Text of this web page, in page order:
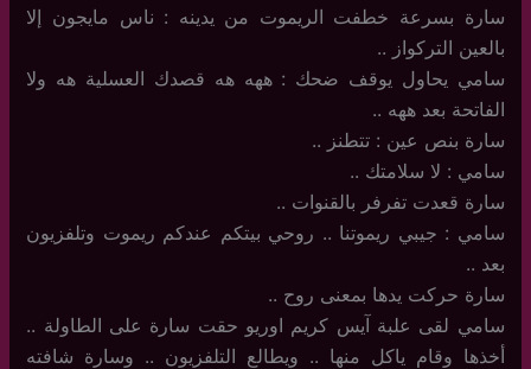
سارة بسرعة خطفت الريموت من يدينه : ناس مايجون إلا
بالعين التركواز ..
سامي يحاول يوقف ضحك : ههه هه قصدك العسلية هه ولا
الفاتحة بعد ههه ..
سارة بنص عين : تتطنز ..
سامي : لا سلامتك ..
سارة قعدت تفرفر بالقنوات ..
سامي : جيبي ريموتنا .. روحي بيتكم عندكم ريموت وتلفزيون
بعد ..
سارة حركت يدها بمعنى روح ..
سامي لقى علبة آيس كريم اوريو حقت سارة على الطاولة ..
أخذها وقام ياكل منها .. ويطالع التلفزيون .. وسارة شافته